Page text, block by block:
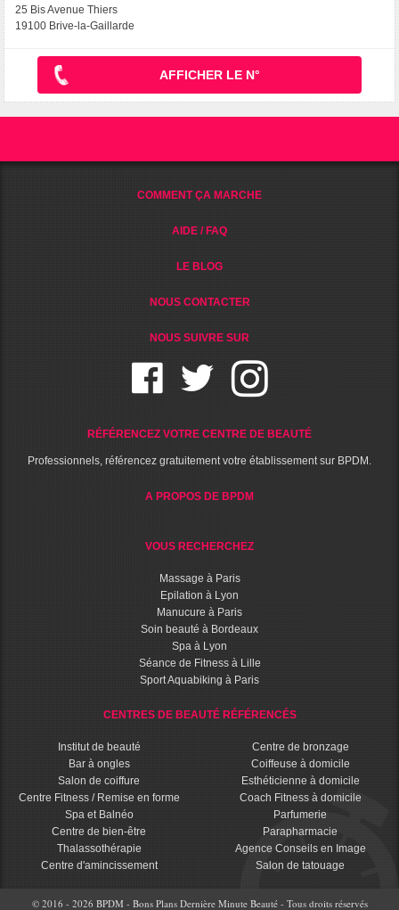
25 Bis Avenue Thiers
19100 Brive-la-Gaillarde
AFFICHER LE N°
COMMENT ÇA MARCHE
AIDE / FAQ
LE BLOG
NOUS CONTACTER
NOUS SUIVRE SUR
RÉFÉRENCEZ VOTRE CENTRE DE BEAUTÉ
Professionnels, référencez gratuitement votre établissement sur BPDM.
A PROPOS DE BPDM
VOUS RECHERCHEZ
Massage à Paris
Epilation à Lyon
Manucure à Paris
Soin beauté à Bordeaux
Spa à Lyon
Séance de Fitness à Lille
Sport Aquabiking à Paris
CENTRES DE BEAUTÉ RÉFÉRENCÉS
Institut de beauté
Bar à ongles
Salon de coiffure
Centre Fitness / Remise en forme
Spa et Balnéo
Centre de bien-être
Thalassothérapie
Centre d'amincissement
Centre de bronzage
Coiffeuse à domicile
Esthéticienne à domicile
Coach Fitness à domicile
Parfumerie
Parapharmacie
Agence Conseils en Image
Salon de tatouage
© 2016 - 2026 BPDM - Bons Plans Dernière Minute Beauté - Tous droits réservés